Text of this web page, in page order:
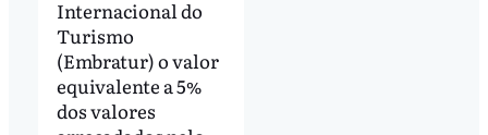
Internacional do
Turismo
(Embratur) o valor
equivalente a 5%
dos valores